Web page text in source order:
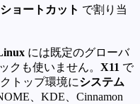
ョートカット で割り当
には既定のグローバ
クも使いません。 X11 で
トップ環境にシステム
、KDE、Cinnamon